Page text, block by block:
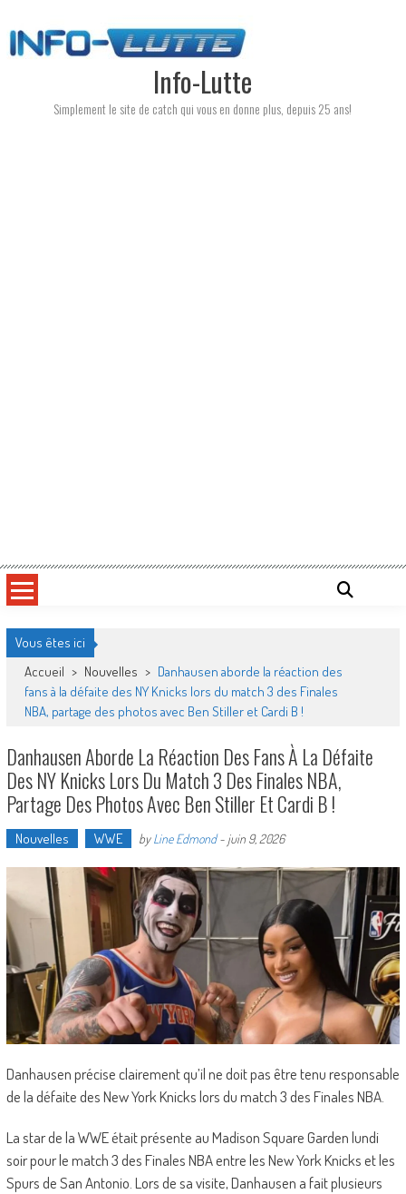
to
content
Info-Lutte
Simplement le site de catch qui vous en donne plus, depuis 25 ans!
Vous êtes ici
Accueil > Nouvelles > Danhausen aborde la réaction des
fans à la défaite des NY Knicks lors du match 3 des Finales
NBA, partage des photos avec Ben Stiller et Cardi B !
Danhausen Aborde La Réaction Des Fans À La Défaite
Des NY Knicks Lors Du Match 3 Des Finales NBA,
Partage Des Photos Avec Ben Stiller Et Cardi B !
Nouvelles WWE byLine Edmond- juin 9, 2026
Danhausen précise clairement qu’il ne doit pas être tenu responsable
de la défaite des New York Knicks lors du match 3 des Finales NBA.
La star de la WWE était présente au Madison Square Garden lundi
soir pour le match 3 des Finales NBA entre les New York Knicks et les
Spurs de San Antonio. Lors de sa visite, Danhausen a fait plusieurs